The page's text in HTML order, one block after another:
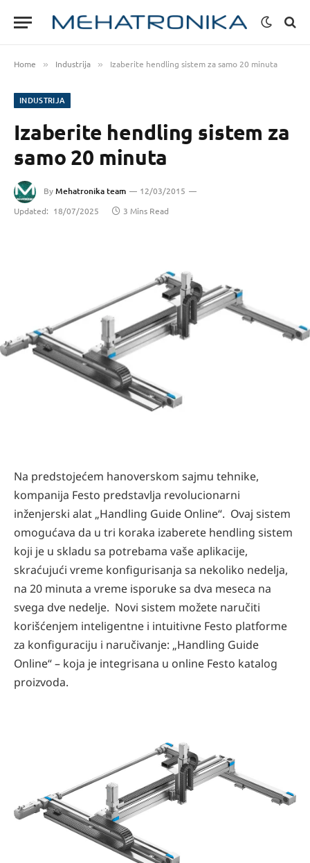
Home » Industrija » Izaberite hendling sistem za samo 20 minuta
INDUSTRIJA
Izaberite hendling sistem za
samo 20 minuta
ByMehatronika team
12/03/2015
Updated: 18/07/2025 3 Mins Read
Na predstojećem hanoverskom sajmu tehnike,
kompanija Festo predstavlja revolucionarni
inženjerski alat „Handling Guide Online“. Ovaj sistem
omogućava da u tri koraka izaberete hendling sistem
koji je u skladu sa potrebama vaše aplikacije,
skraćujući vreme konfigurisanja sa nekoliko nedelja,
na 20 minuta a vreme isporuke sa dva meseca na
svega dve nedelje. Novi sistem možete naručiti
korišćenjem inteligentne i intuitivne Festo platforme
za konfiguraciju i naručivanje: „Handling Guide
Online“ – koja je integrisana u online Festo katalog
proizvoda.